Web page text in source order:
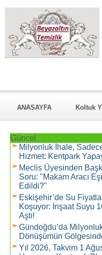
ANASAYFA Koltuk
Güncel
Milyonluk İhale,
Hizmet: Kentpark
Meclis Üyesinden
Soru: "Makam Aracı
Edildi?"
Eskişehir’de Su
Koşuyor: İnşaat Suyu
Aştı!
Gündoğdu’da
Dönüşümün
Yıl 2026, Takvim 1